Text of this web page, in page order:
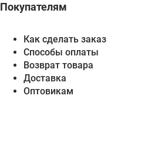
Покупателям
Как сделать заказ
Способы оплаты
Возврат товара
Доставка
Оптовикам